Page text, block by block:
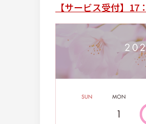
【サービス受付】17